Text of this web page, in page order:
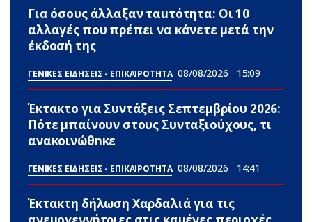
Για όσους άλλαξαν ταuτότητα: Οι 10
αλλαγές που πρέπει να κάνετε μετά την
έκδοσή της
ΓΕΝΙΚΕΣ ΕΙΔΗΣΕΙΣ - ΕΠΙΚΑΙΡΟΤΗΤΑ 08/08/2026 15:09
Έκτακτο για Συντάξεις Σεπτεμβρίου 2026:
Πότε μπαίνουν στους Συνταξιούχους, τι
ανακοινώθnκε
ΓΕΝΙΚΕΣ ΕΙΔΗΣΕΙΣ - ΕΠΙΚΑΙΡΟΤΗΤΑ 08/08/2026 14:41
Έκτακτη δήλωση Χαρδαλιά για τις